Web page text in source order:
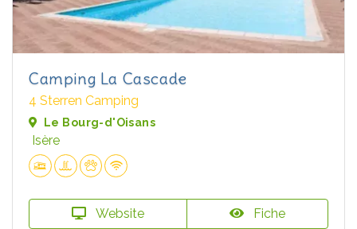
Camping La Cascade
4 Sterren Camping
Le Bourg-d'Oisans
Isère
Website Fiche